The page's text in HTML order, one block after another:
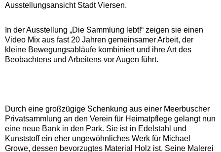
Ausstellungsansicht Stadt Viersen.
In der Ausstellung „Die Sammlung lebt!“ zeigen sie einen
Video Mix aus fast 20 Jahren gemeinsamer Arbeit, der
kleine Bewegungsabläufe kombiniert und ihre Art des
Beobachtens und Arbeitens vor Augen führt.
Durch eine großzügige Schenkung aus einer Meerbuscher
Privatsammlung an den Verein für Heimatpflege gelangt nun
eine neue Bank in den Park. Sie ist in Edelstahl und
Kunststoff ein eher ungewöhnliches Werk für Michael
Growe, dessen bevorzugtes Material Holz ist. Seine Malerei